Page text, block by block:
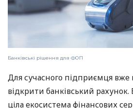
Банківські рішення для ФОП
Для сучасного підприємця вже
відкрити банківський рахунок.
ціла екосистема фінансових